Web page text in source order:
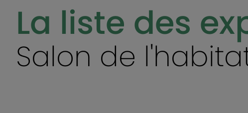
La liste des
Salon de